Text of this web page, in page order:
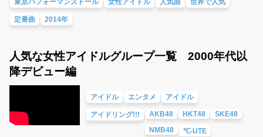
東京パフォーマンスドール 女性アイドル 人気曲 世界で人気
定番曲 2014年
人気な女性アイドルグループ一覧 2000年代以
降デビュー編
アイドル エンタメ アイドル
アイドリング!!! AKB48 HKT48
SKE48
NMB48
℃-UTE